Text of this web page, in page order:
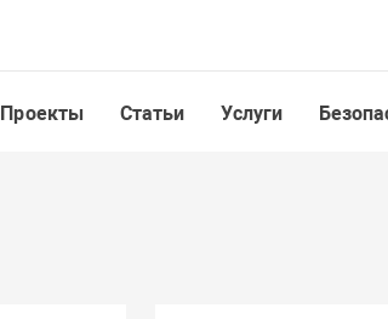
Проекты Статьи Услуги